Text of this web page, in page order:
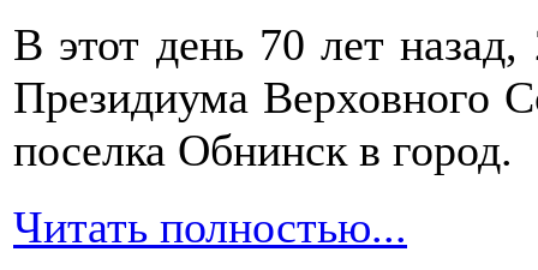
В этот день 70 лет
Президиума Верховного
поселка Обнинск в город.
Читать полностью...